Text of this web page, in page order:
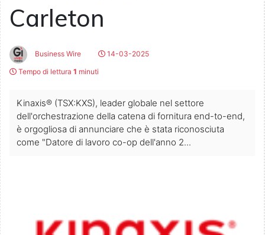
Carleton
Business Wire
14-03-2025
Tempo di lettura 1 minuti
Kinaxis® (TSX:KXS), leader globale nel settore
dell'orchestrazione della catena di fornitura end-to-end,
è orgogliosa di annunciare che è stata riconosciuta
come "Datore di lavoro co-op dell'anno 2...